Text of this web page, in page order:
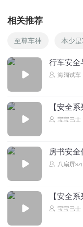
相关推荐
至尊车神 本少
行车安全
海阔试车
【安全
宝宝巴士
房书安全
八扇屏
【安全
宝宝巴士